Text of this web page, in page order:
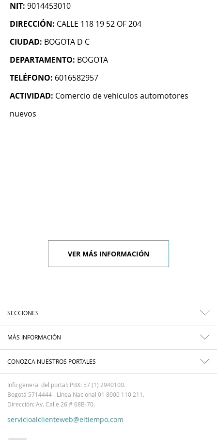
NIT: 9014453010
DIRECCIÓN: CALLE 118 19 52 OF 204
CIUDAD: BOGOTA D C
DEPARTAMENTO: BOGOTA
TELÉFONO: 6016582957
ACTIVIDAD: Comercio de vehiculos automotores
nuevos
VER MÁS INFORMACIÓN
SECCIONES
MÁS INFORMACIÓN
CONOZCA NUESTROS PORTALES
Info general del portal: PBX: 57 (1) 2940100.
Bogotá 5714444 - Línea Nacional 01 8000 110 211.
Dirección: Av. Calle 26 # 68B-70.
servicioalclienteweb@eltiempo.com